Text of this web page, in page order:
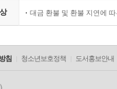
대금 환불 및 환불 지연에
침 청소년보호정책 도서홍보안내